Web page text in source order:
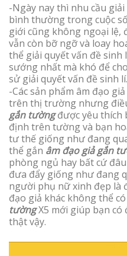
-Ngày nay thì nhu cầu
bình thường trong cuộc
giới cũng không ngoại lệ,
vẫn còn bỡ ngỡ và loay
thể giải quyết vấn đề sinh
sướng nhất mà khó để
sử giải quyết vấn đề sinh lí.
-Các sản phẩm âm đạo
trên thị trường nhưng
gắn tườngđược yêu thích
định trên tường và bạn
tư thế giống như đang
thể gắn âm đạo giả gắn
phòng ngủ hay bất cứ
đưa đẩy giống như đang
người phụ nữ xinh đẹp là
đạo giả khác không thể
tườngX5 mới giúp bạn
thật vậy.